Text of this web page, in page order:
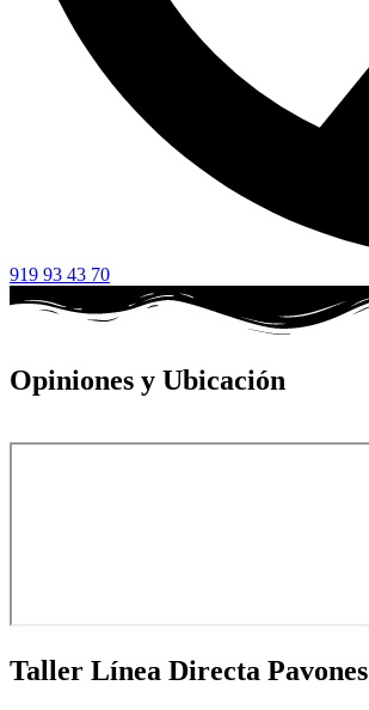
919 93 43 70
Opiniones y Ubicación
Taller Línea Directa Pavones